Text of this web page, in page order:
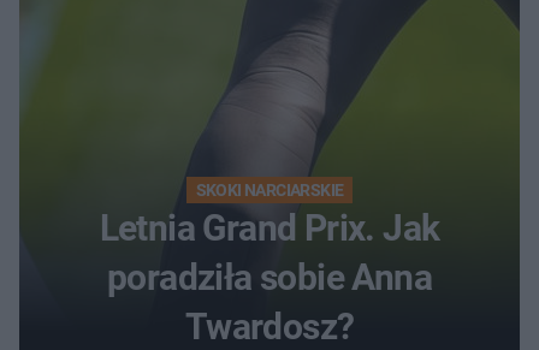
SKOKI NARCIARSKIE
Letnia Grand Prix. Jak
poradziła sobie Anna
Twardosz?